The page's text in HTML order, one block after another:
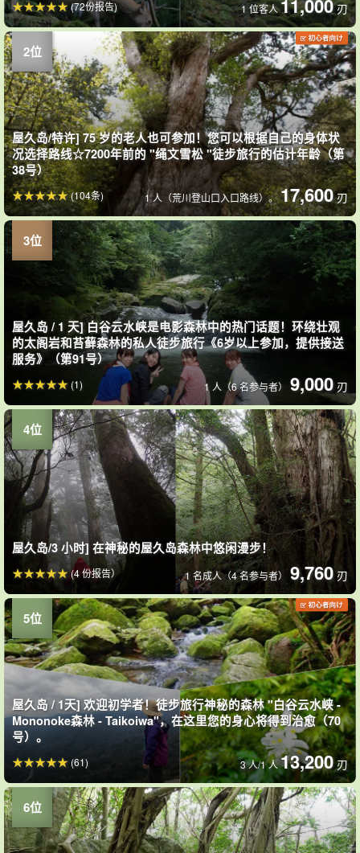
1 位客人11,000 刃
(72份报告)
屋久岛/特许] 75 岁的老人也可参加！您可以根据自己的身体状
况选择路线☆7200年前的 "绳文雪松 "徒步旅行的估计年龄（第
38号）
1 人（荒川登山口入口路线）。17,600 刃
(104条)
屋久岛 / 1 天] 白谷云水峡是电影森林中的热门话题！环绕壮观
的太阁岩和苔藓森林的私人徒步旅行《6岁以上参加，提供接送
服务》（第91号）
1 人（6 名参与者） 9,000 刃
(1)
屋久岛/3 小时] 在神秘的屋久岛森林中悠闲漫步！
1 名成人（4 名参与者） 9,760 刃
(4 份报告）
屋久岛 / 1天] 欢迎初学者！徒步旅行神秘的森林 "白谷云水峡 -
Mononoke森林 - Taikoiwa"，在这里您的身心将得到治愈（70
号）。
3 人/1 人13,200 刃
(61)